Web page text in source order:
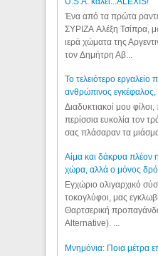
Ένα από τα πρώτα
ΣΥΡΙΖΑ Αλέξη Τσίπρα,
ιερά χώματα της
τον Δημήτρη Αβ...
Το τελειότερο εργαλείο
ανθρώπινος εγκέφαλος,
Διαδυκτιακοί μου
περίσσια ευκολία τον
σας πλάσαραν τα
Αίμα και δάκρυα πλέον
χώρα, αλλά ο μόνος
Εγχώριο ολιγαρχικό
τοκογλύφοι, μας
Θαρτσερική
Alternative). ...
Μνημόνια: Ποια μέτρα